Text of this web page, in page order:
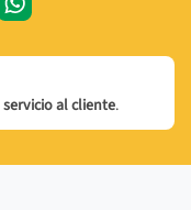
servicio al cliente.